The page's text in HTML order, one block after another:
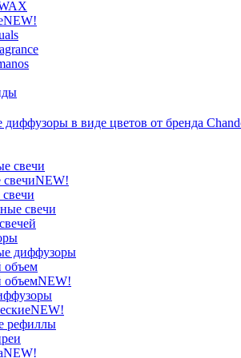
NEW!
диффузоры в виде цветов от бренда
свечи
NEW!
свечи
диффузоры
объем
объемNEW!
NEW!
рефиллы
NEW!